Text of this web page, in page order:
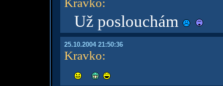
Už poslouchám
25.10.2004 21:50:36
Kravko: